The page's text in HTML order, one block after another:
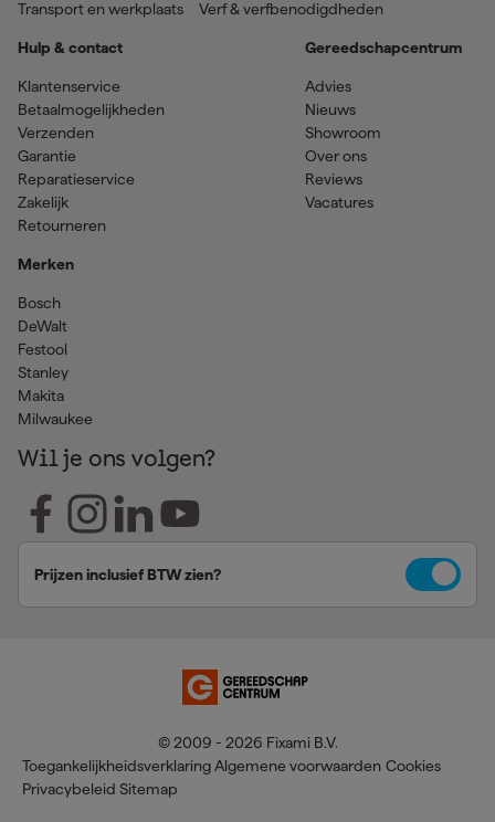
Transport en werkplaats
Verf & verfbenodigdheden
Hulp & contact
Klantenservice
Betaalmogelijkheden
Verzenden
Garantie
Reparatieservice
Zakelijk
Retourneren
Merken
Bosch
DeWalt
Festool
Stanley
Makita
Milwaukee
Gereedschapcentrum
Advies
Nieuws
Showroom
Over ons
Reviews
Vacatures
Wil je ons volgen?
Prijzen inclusief BTW zien?
© 2009 - 2026 Fixami B.V.
Toegankelijkheidsverklaring Algemene voorwaarden Cookies
Privacybeleid Sitemap